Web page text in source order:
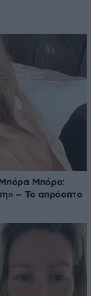
Μπόρα:
– Το απρόοπτο